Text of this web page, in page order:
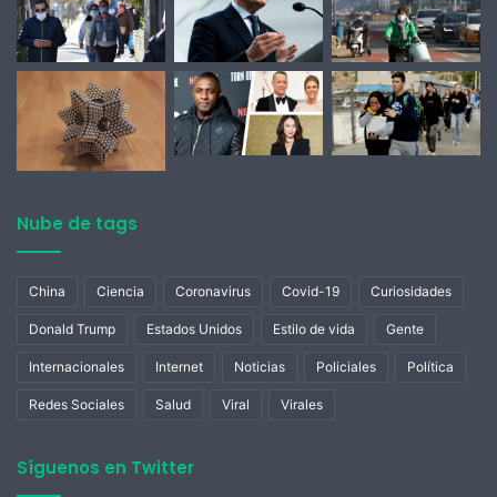
casi automático, explotando mejor la información de
clientes y proveedores, para verificar la procedencia de
deducciones, cálculos de saldos a devolverse o
compensarse, bajando las evasiones fiscales y posibles
fraudes que se lleven a cabo mediante el manejo de
facturas alteradas.
Nube de tags
China Ciencia Coronavirus Covid-19 Curiosidades
Donald Trump Estados Unidos Estilo de vida Gente
Internacionales Internet Noticias Policiales Política
Redes Sociales Salud Viral Virales
Síguenos en Twitter